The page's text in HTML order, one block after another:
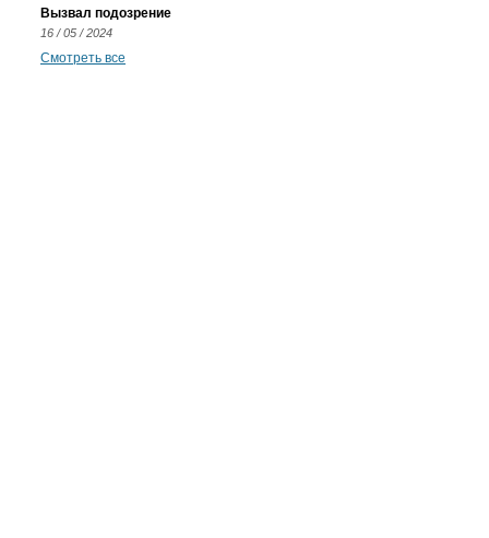
Вызвал подозрение
16 / 05 / 2024
Смотреть все